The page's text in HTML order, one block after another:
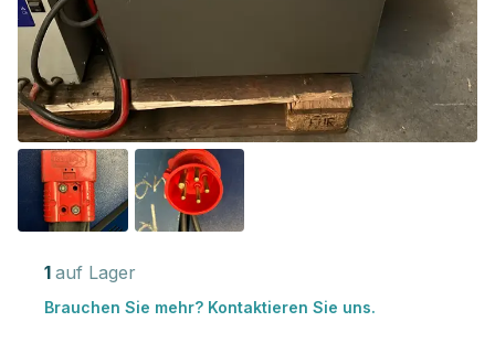
1 auf Lager
Brauchen Sie mehr? Kontaktieren Sie uns.